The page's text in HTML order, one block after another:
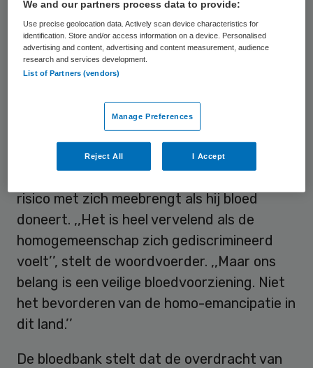
geldt overigens niet voor lesbische vrouwen
of biseksuelen.
Verhoogd risico
De Kamer vindt echter dat risicogedrag het
criterium moet zijn en niet het feit dat
iemand homoseksueel is. Maar Sanquin blijft
risico met zich meebrengt als hij bloed
doneert. ,,Het is heel vervelend als de
homogemeenschap zich gediscrimineerd
voelt’’, stelt de woordvoerder. ,,Maar ons
belang is een veilige bloedvoorziening. Niet
het bevorderen van de homo-emancipatie in
dit land.’’
De bloedbank stelt dat de overdracht van
We and our partners process data to provide:
Use precise geolocation data. Actively scan device characteristics for
identification. Store and/or access information on a device. Personalised
advertising and content, advertising and content measurement, audience
research and services development.
List of Partners (vendors)
Manage Preferences
Reject All I Accept